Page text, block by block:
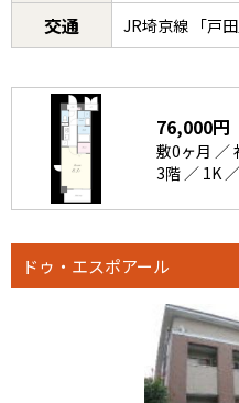
交通 JR埼京線 「戸
76,000円
敷0ヶ月 ／
3階 ／ 1K
ドゥ・エスポアール